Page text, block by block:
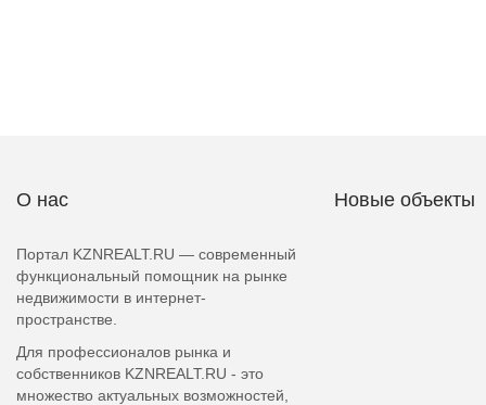
О нас
Портал KZNREALT.RU — современный
функциональный помощник на рынке
недвижимости в интернет-
пространстве.
Для профессионалов рынка и
собственников KZNREALT.RU - это
множество актуальных возможностей,
Новые объекты